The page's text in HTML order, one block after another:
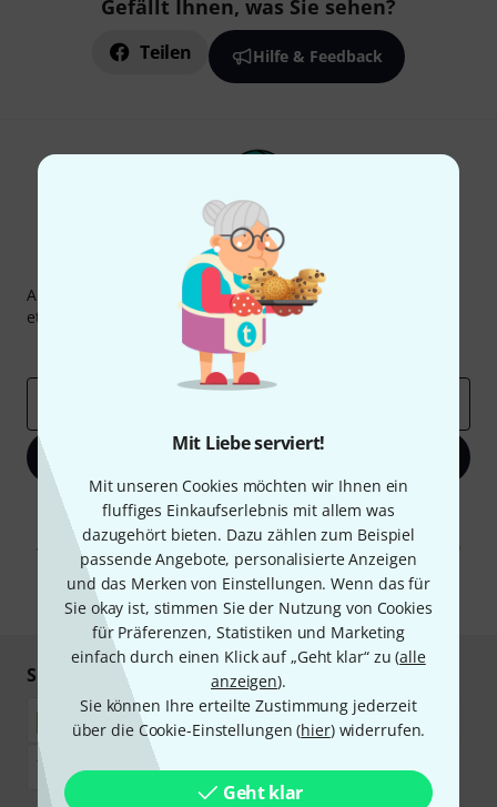
Mit Liebe serviert!
Mit unseren Cookies möchten wir Ihnen ein
fluffiges Einkaufserlebnis mit allem was
dazugehört bieten. Dazu zählen zum Beispiel
passende Angebote, personalisierte Anzeigen
und das Merken von Einstellungen. Wenn das für
Sie okay ist, stimmen Sie der Nutzung von Cookies
für Präferenzen, Statistiken und Marketing
einfach durch einen Klick auf „Geht klar“ zu (alle
anzeigen).
Sie können Ihre erteilte Zustimmung jederzeit
über die Cookie-Einstellungen (hier) widerrufen.
Geht klar
Gefällt Ihnen, was Sie sehen?
Teilen Hilfe & Feedback
Thomann Newsletter
Abonniere den Thomann Newsletter und gewinne mit
etwas Glück einen von50 Gutscheinen
Inspirierende Beiträge
Deals
Jetzt anmelden
Mit Klick auf „Jetzt anmelden“ stimmen Sie dem Erhalt von E-Mail-
Werbung und einer Messung des E-Mail-Nutzungsverhaltens zu. Die
Abmeldung ist jederzeit möglich. Weitere Informationen finden Sie in
unserenDatenschutzhinweisen.
* Pflichtfeld
Sicher einkaufen & bezahlen